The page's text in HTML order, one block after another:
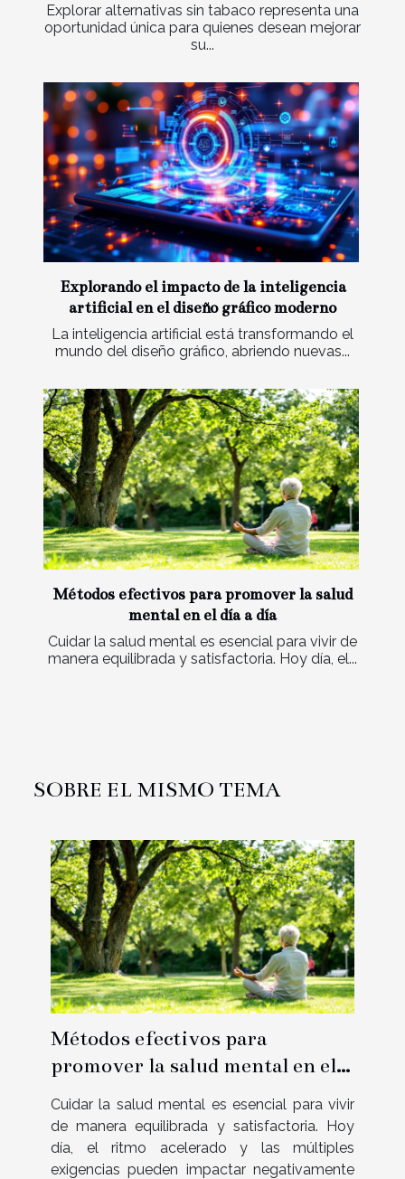
Explorar alternativas sin tabaco representa una
oportunidad única para quienes desean mejorar
su...
Explorando el impacto de la inteligencia
artificial en el diseño gráfico moderno
La inteligencia artificial está transformando el
mundo del diseño gráfico, abriendo nuevas...
Métodos efectivos para promover la salud
mental en el día a día
Cuidar la salud mental es esencial para vivir de
manera equilibrada y satisfactoria. Hoy día, el...
SOBRE EL MISMO TEMA
Métodos efectivos para
promover la salud mental en el
día a día
Cuidar la salud mental es esencial para vivir
de manera equilibrada y satisfactoria. Hoy
día, el ritmo acelerado y las múltiples
exigencias pueden impactar negativamente